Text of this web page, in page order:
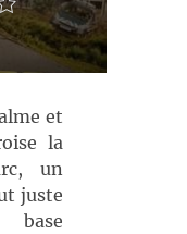
et
la
un
juste
base